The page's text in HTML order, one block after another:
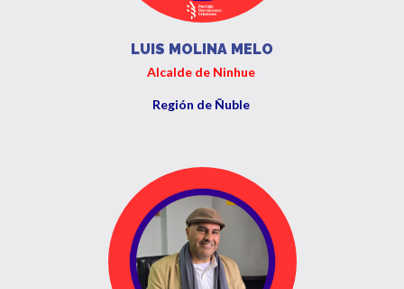
LUIS MOLINA MELO
Alcalde de Ninhue
Región de Ñuble